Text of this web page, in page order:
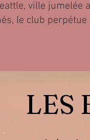
ville jumelée
le club
LES